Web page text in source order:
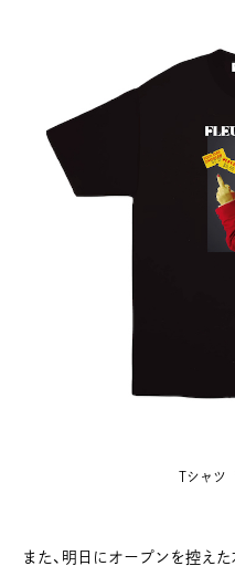
Tシャツ
また、明日にオープンを控え